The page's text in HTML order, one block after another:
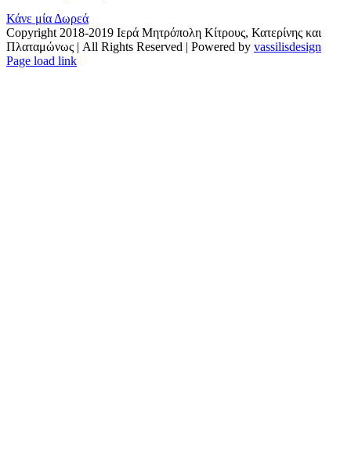
Κάνε μία Δωρεά
Copyright 2018-2019 Ιερά Μητρόπολη Κίτρους, Κατερίνης και
Πλαταμώνως | All Rights Reserved | Powered by vassilisdesign
Facebook
YouTube
X
Instagram
Page load link